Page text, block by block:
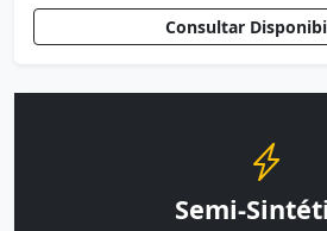
Consultar
Semi-